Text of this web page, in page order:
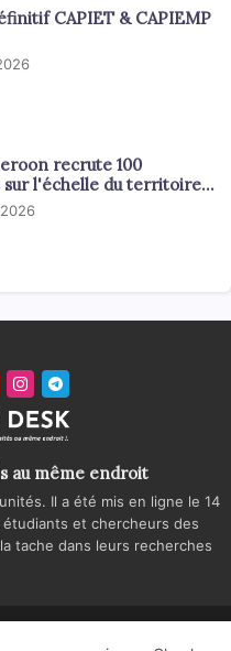
CAPIET & CAPIEMP
recrute 100
sur l'échelle du territoire
au même endroit
Il a été mis en ligne le 14
et chercheurs des
tache dans leurs recherches